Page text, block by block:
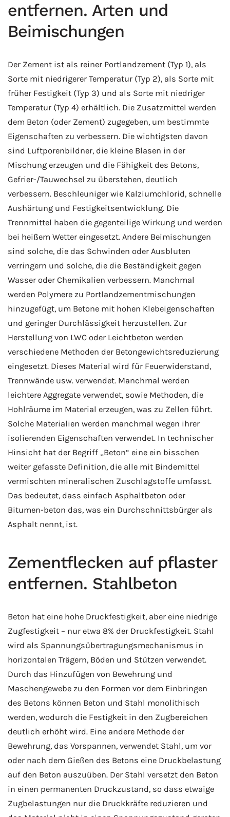
entfernen. Arten und
Beimischungen
Der Zement ist als reiner Portlandzement (Typ 1), als
Sorte mit niedrigerer Temperatur (Typ 2), als Sorte mit
früher Festigkeit (Typ 3) und als Sorte mit niedriger
Temperatur (Typ 4) erhältlich. Die Zusatzmittel werden
dem Beton (oder Zement) zugegeben, um bestimmte
Eigenschaften zu verbessern. Die wichtigsten davon
sind Luftporenbildner, die kleine Blasen in der
Mischung erzeugen und die Fähigkeit des Betons,
Gefrier-/Tauwechsel zu überstehen, deutlich
verbessern. Beschleuniger wie Kalziumchlorid, schnelle
Aushärtung und Festigkeitsentwicklung. Die
Trennmittel haben die gegenteilige Wirkung und werden
bei heißem Wetter eingesetzt. Andere Beimischungen
sind solche, die das Schwinden oder Ausbluten
verringern und solche, die die Beständigkeit gegen
Wasser oder Chemikalien verbessern. Manchmal
werden Polymere zu Portlandzementmischungen
hinzugefügt, um Betone mit hohen Klebeigenschaften
und geringer Durchlässigkeit herzustellen. Zur
Herstellung von LWC oder Leichtbeton werden
verschiedene Methoden der Betongewichtsreduzierung
eingesetzt. Dieses Material wird für Feuerwiderstand,
Trennwände usw. verwendet. Manchmal werden
leichtere Aggregate verwendet, sowie Methoden, die
Hohlräume im Material erzeugen, was zu Zellen führt.
Solche Materialien werden manchmal wegen ihrer
isolierenden Eigenschaften verwendet. In technischer
Hinsicht hat der Begriff „Beton“ eine ein bisschen
weiter gefasste Definition, die alle mit Bindemittel
vermischten mineralischen Zuschlagstoffe umfasst.
Das bedeutet, dass einfach Asphaltbeton oder
Bitumen-beton das, was ein Durchschnittsbürger als
Asphalt nennt, ist.
Zementflecken auf pflaster
entfernen. Stahlbeton
Beton hat eine hohe Druckfestigkeit, aber eine niedrige
Zugfestigkeit – nur etwa 8% der Druckfestigkeit. Stahl
wird als Spannungsübertragungsmechanismus in
horizontalen Trägern, Böden und Stützen verwendet.
Durch das Hinzufügen von Bewehrung und
Maschengewebe zu den Formen vor dem Einbringen
des Betons können Beton und Stahl monolithisch
werden, wodurch die Festigkeit in den Zugbereichen
deutlich erhöht wird. Eine andere Methode der
Bewehrung, das Vorspannen, verwendet Stahl, um vor
oder nach dem Gießen des Betons eine Druckbelastung
auf den Beton auszuüben. Der Stahl versetzt den Beton
in einen permanenten Druckzustand, so dass etwaige
Zugbelastungen nur die Druckkräfte reduzieren und